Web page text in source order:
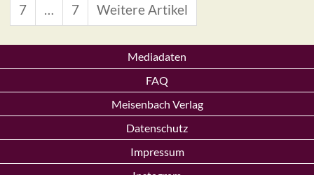
7 … 7 Weitere Artikel
Mediadaten
FAQ
Meisenbach Verlag
Datenschutz
Impressum